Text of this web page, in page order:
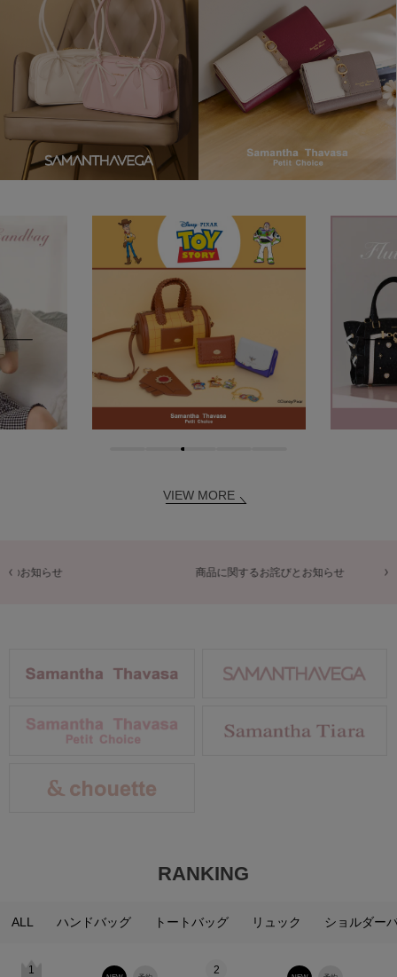
VIEW MORE
商品に関するお詫びとお知らせ
RANKING
ALL ハンドバッグ トートバッグ リュック ショルダー
1 2